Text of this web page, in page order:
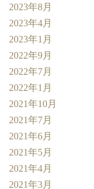
2023年8月
2023年4月
2023年1月
2022年9月
2022年7月
2022年1月
2021年10月
2021年7月
2021年6月
2021年5月
2021年4月
2021年3月